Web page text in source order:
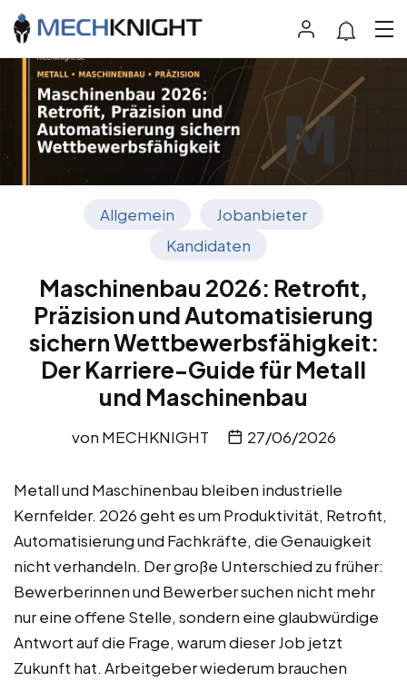
Allgemein
Jobanbieter
Kandidaten
Maschinenbau 2026: Retrofit,
Präzision und Automatisierung
sichern Wettbewerbsfähigkeit:
Der Karriere-Guide für Metall
und Maschinenbau
von MECHKNIGHT 27/06/2026
Metall und Maschinenbau bleiben industrielle
Kernfelder. 2026 geht es um Produktivität, Retrofit,
Automatisierung und Fachkräfte, die Genauigkeit
nicht verhandeln. Der große Unterschied zu früher:
Bewerberinnen und Bewerber suchen nicht mehr
nur eine offene Stelle, sondern eine glaubwürdige
Antwort auf die Frage, warum dieser Job jetzt
Zukunft hat. Arbeitgeber wiederum brauchen